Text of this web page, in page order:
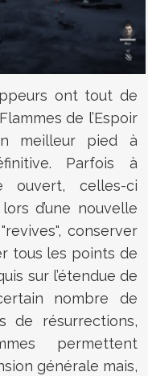
ont tout de
de l’Espoir
meilleur pied à
Parfois à
ouvert, celles-ci
d’une nouvelle
conserver
tous les points de
sur l’étendue de
nombre de
de résurrections,
permettent
générale mais,